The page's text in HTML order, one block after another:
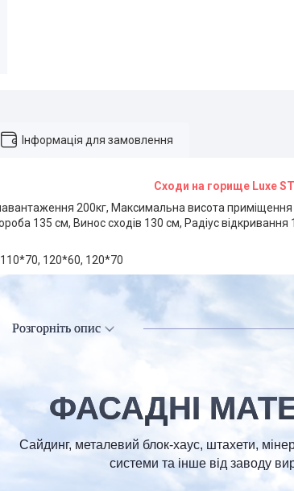
Інформація для замовлення
Сходи на горище Luxe ST
200кг, Максимальна висота приміщення
135 см, Винос сходів 130 см, Радіус
120*60, 120*70
Розгорніть опис
ФАСАДНІ
Сайдинг, металевий блок-хаус, штахети,
системи та інше від заводу